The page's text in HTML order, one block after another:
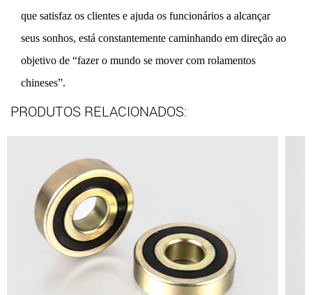
que satisfaz os clientes e ajuda os funcionários a alcançar
seus sonhos, está constantemente caminhando em direção ao
objetivo de “fazer o mundo se mover com rolamentos
chineses”.
PRODUTOS RELACIONADOS: